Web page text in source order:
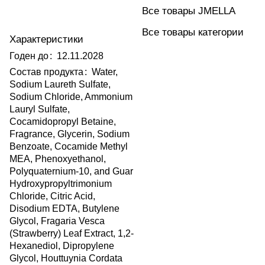
Характеристики
Годен до: 12.11.2028
Состав продукта : Water,
Sodium Laureth Sulfate,
Sodium Chloride, Ammonium
Lauryl Sulfate,
Cocamidopropyl Betaine,
Fragrance, Glycerin, Sodium
Benzoate, Cocamide Methyl
MEA, Phenoxyethanol,
Polyquaternium-10, and Guar
Hydroxypropyltrimonium
Chloride, Citric Acid,
Disodium EDTA, Butylene
Glycol, Fragaria Vesca
(Strawberry) Leaf Extract, 1,2-
Hexanediol, Dipropylene
Glycol, Houttuynia Cordata
Все товары JMELLA
Все товары категории